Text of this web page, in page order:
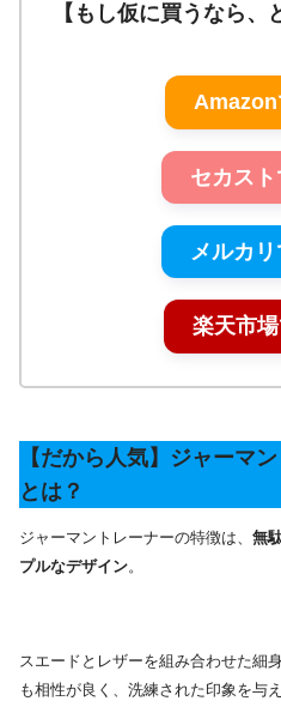
【もし仮に買うなら、
Amazon
セカス
メルカ
楽天市
【だから人気】ジャーマ
とは？
ジャーマントレーナーの特徴は、 無
プルなデザイン。
スエードとレザーを組み合わせた細
も相性が良く、洗練された印象を与